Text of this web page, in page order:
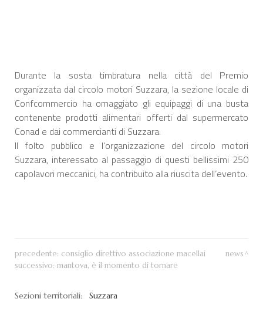
Durante la sosta timbratura nella città del Premio
organizzata dal circolo motori Suzzara, la sezione locale di
Confcommercio ha omaggiato gli equipaggi di una busta
contenente prodotti alimentari offerti dal supermercato
Conad e dai commercianti di Suzzara.
Il folto pubblico e l’organizzazione del circolo motori
Suzzara, interessato al passaggio di questi bellissimi 250
capolavori meccanici, ha contribuito alla riuscita dell’evento.
precedente: consiglio direttivo associazione macellai
successivo: mantova, è il momento di tornare
news
Sezioni territoriali: Suzzara